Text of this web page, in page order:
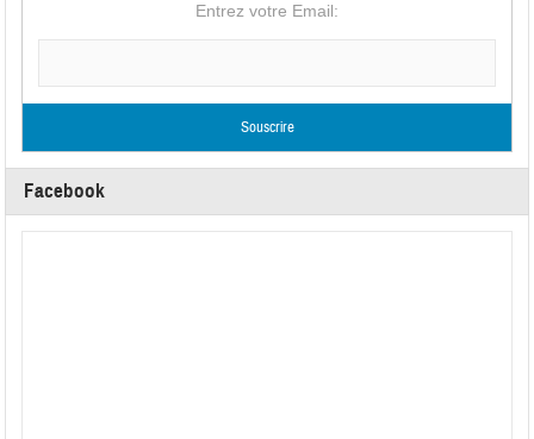
Entrez votre Email:
Facebook